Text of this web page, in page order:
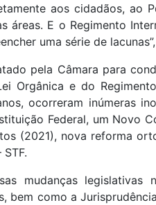
aos cidadãos, ao
áreas. E o Regimento
uma série de
pela Câmara para
Orgânica e do
ocorreram inúmeras
Federal, um Novo
(2021), nova reforma
mudanças
bem como a